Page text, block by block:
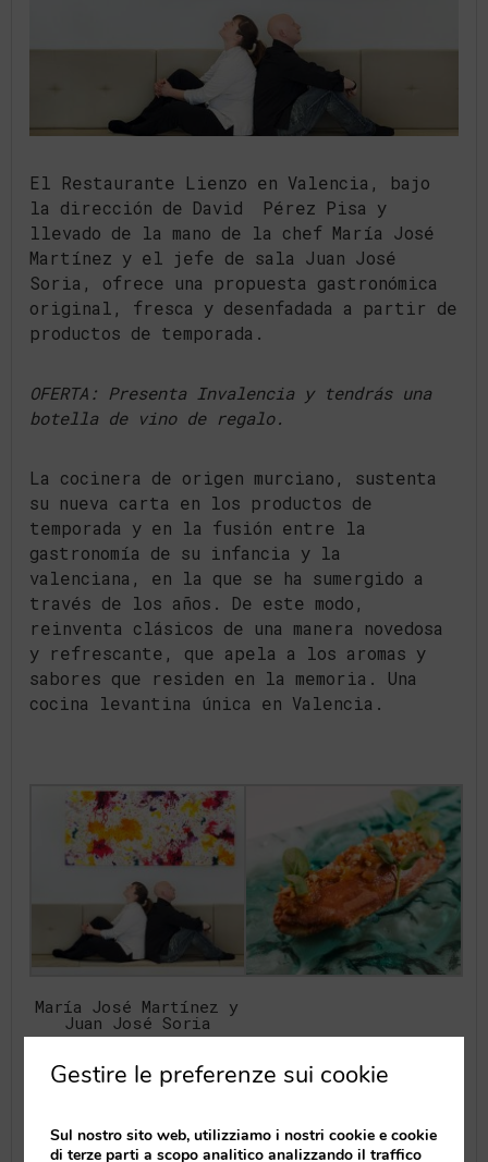
El Restaurante Lienzo en Valencia, bajo
la dirección de David Pérez Pisa y
llevado de la mano de la chef María José
Martínez y el jefe de sala Juan José
Soria, ofrece una propuesta gastronómica
original, fresca y desenfadada a partir de
productos de temporada.
OFERTA: Presenta Invalencia y tendrás una
botella de vino de regalo.
La cocinera de origen murciano, sustenta
su nueva carta en los productos de
temporada y en la fusión entre la
gastronomía de su infancia y la
valenciana, en la que se ha sumergido a
través de los años. De este modo,
reinventa clásicos de una manera novedosa
y refrescante, que apela a los aromas y
sabores que residen en la memoria. Una
cocina levantina única en Valencia.
María José Martínez y
Juan José Soria
Gestire le preferenze sui cookie
Sul nostro sito web, utilizziamo i nostri cookie e cookie
di terze parti a scopo analitico analizzando il traffico